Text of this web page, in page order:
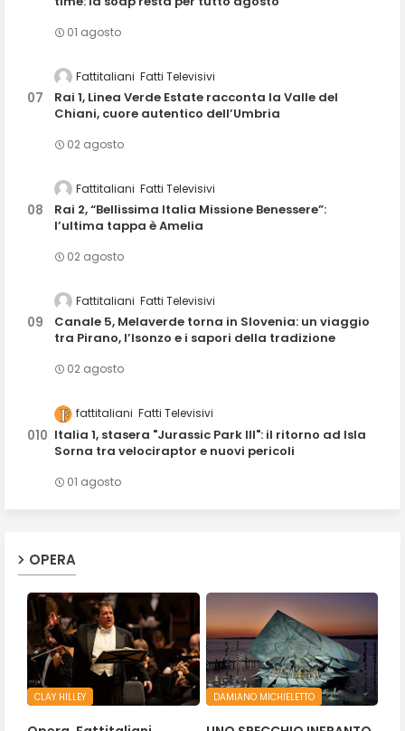
01 agosto
Fattitaliani Fatti Televisivi
Rai 1, Linea Verde Estate racconta la Valle del
Chiani, cuore autentico dell’Umbria
02 agosto
Fattitaliani Fatti Televisivi
Rai 2, “Bellissima Italia Missione Benessere”:
l’ultima tappa è Amelia
02 agosto
Fattitaliani Fatti Televisivi
Canale 5, Melaverde torna in Slovenia: un viaggio
tra Pirano, l’Isonzo e i sapori della tradizione
02 agosto
fattitaliani Fatti Televisivi
Italia 1, stasera "Jurassic Park III": il ritorno ad Isla
Sorna tra velociraptor e nuovi pericoli
01 agosto
OPERA
CLAY HILLEY DAMIANO MICHIELETTO